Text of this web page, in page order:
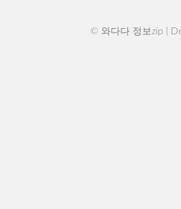
© 와다다 정보zip |